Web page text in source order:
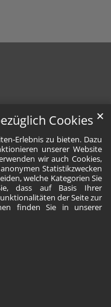
Cookies
Erlebnis zu bieten. Dazu
unserer Website
wir auch Cookies,
Statistikzwecken
welche Kategorien Sie
dass auf Basis Ihrer
der Seite zur
finden Sie in unserer
✕